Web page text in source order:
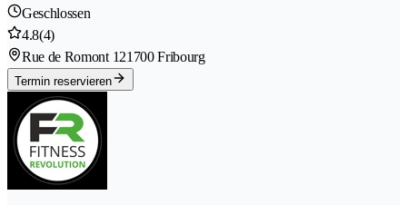
Geschlossen
4.8(4)
Rue de Romont 121700 Fribourg
Termin reservieren